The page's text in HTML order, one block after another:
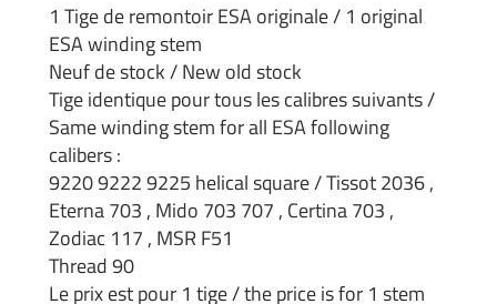
1 Tige de remontoir ESA originale / 1 original
ESA winding stem
Neuf de stock / New old stock
Tige identique pour tous les calibres suivants /
Same winding stem for all ESA following
calibers :
9220 9222 9225 helical square / Tissot 2036 ,
Eterna 703 , Mido 703 707 , Certina 703 ,
Zodiac 117 , MSR F51
Thread 90
Le prix est pour 1 tige / the price is for 1 stem